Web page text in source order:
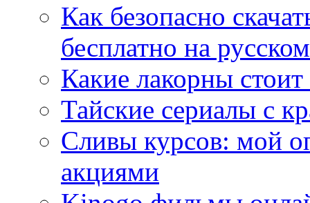
Как безопасно
бесплатно на
Какие лакорны
Тайские сериалы с
Сливы курсов: мой
акциями